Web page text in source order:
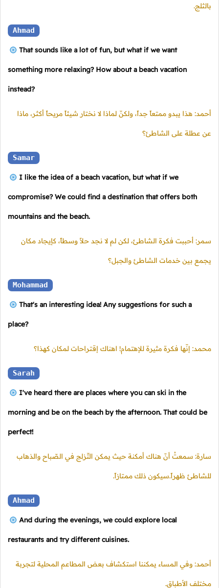
بالثلج.
Ahmad
That sounds like a lot of fun, but what if we want
something more relaxing? How about a beach vacation
instead?
أحمد: هذا يبدو ممتعاً جداً، ولكنّ لماذا لا نختار شيئاً مريحاً أكثر، ماذا
عن عطلة على الشاطئ؟
Samar
I like the idea of a beach vacation, but what if we
compromise? We could find a destination that offers both
mountains and the beach.
سمر: أحببت فكرة الشاطئ، لكن لم لا نجد حلاً وسطاً، كإيجاد مكان
يجمع بين خدمات الشاطئ والجبل؟
Mohammad
That's an interesting idea! Any suggestions for such a
place?
محمد: إنّها فكرة مثيرة للإهتمام! اهناك إقتراحات لمكان كهذا؟
Sarah
I've heard there are places where you can ski in the
morning and be on the beach by the afternoon. That could be
perfect!
سارة: سمعتُ أنّ هناك أمكنة حيث يمكن التّزلج في الصّباح والذهاب
للشاطئ ظهراً.سيكون ذلك ممتازاً.
Ahmad
And during the evenings, we could explore local
restaurants and try different cuisines.
أحمد: وفي المساء يمكننا استكشاف بعض المطاعم المحلية لتجربة
مختلف الأطباق.